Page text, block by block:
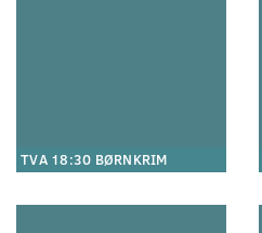
TVA 18:30 BØRNKRIM